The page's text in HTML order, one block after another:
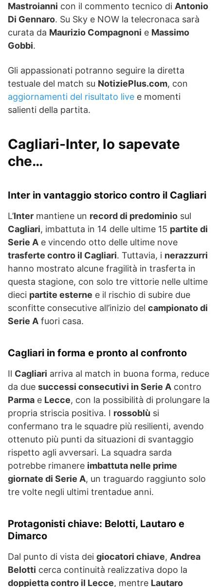
Mastroianni con il commento tecnico di Antonio
Di Gennaro. Su Sky e NOW la telecronaca sarà
curata da Maurizio Compagnoni e Massimo
Gobbi.
Gli appassionati potranno seguire la diretta
testuale del match su NotiziePlus.com, con
aggiornamenti del risultato live e momenti
salienti della partita.
Cagliari-Inter, lo sapevate
che…
Inter in vantaggio storico contro il Cagliari
L’Inter mantiene un record di predominio sul
Cagliari, imbattuta in 14 delle ultime 15 partite di
Serie A e vincendo otto delle ultime nove
trasferte contro il Cagliari. Tuttavia, i nerazzurri
hanno mostrato alcune fragilità in trasferta in
questa stagione, con solo tre vittorie nelle ultime
dieci partite esterne e il rischio di subire due
sconfitte consecutive all’inizio del campionato di
Serie A fuori casa.
Cagliari in forma e pronto al confronto
Il Cagliari arriva al match in buona forma, reduce
da due successi consecutivi in Serie A contro
Parma e Lecce, con la possibilità di prolungare la
propria striscia positiva. I rossoblù si
confermano tra le squadre più resilienti, avendo
ottenuto più punti da situazioni di svantaggio
rispetto agli avversari. La squadra sarda
potrebbe rimanere imbattuta nelle prime
giornate di Serie A, un traguardo raggiunto solo
tre volte negli ultimi trentadue anni.
Protagonisti chiave: Belotti, Lautaro e
Dimarco
Dal punto di vista dei giocatori chiave, Andrea
Belotti cerca continuità realizzativa dopo la
doppietta contro il Lecce, mentre Lautaro